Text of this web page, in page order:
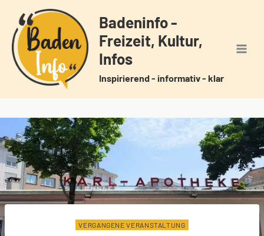
Inhalt
springen
Badeninfo -
Freizeit, Kultur,
Infos
Inspirierend - informativ - klar
VERGANGENE VERANSTALTUNG